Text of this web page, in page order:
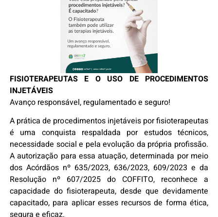
FISIOTERAPEUTAS E O USO DE PROCEDIMENTOS
INJETÁVEIS
Avanço responsável, regulamentado e seguro!
A prática de procedimentos injetáveis por fisioterapeutas
é uma conquista respaldada por estudos técnicos,
necessidade social e pela evolução da própria profissão.
A autorização para essa atuação, determinada por meio
dos Acórdãos nº 635/2023, 636/2023, 609/2023 e da
Resolução nº 607/2025 do COFFITO, reconhece a
capacidade do fisioterapeuta, desde que devidamente
capacitado, para aplicar esses recursos de forma ética,